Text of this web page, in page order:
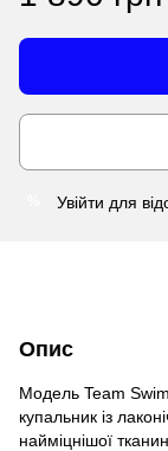
Увійти для
Опис
Модель Team
купальник із
найміцнішої